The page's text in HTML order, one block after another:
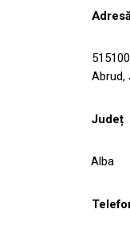
Abrud,
Județ
Alba